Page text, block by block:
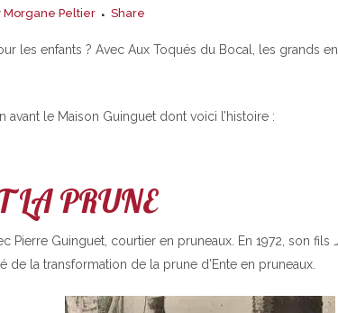
Morgane Peltier Share
les enfants ? Avec Aux Toqués du Bocal, les grands
avant le Maison Guinguet dont voici l’histoire :
LA PRUNE
Pierre Guinguet, courtier en pruneaux. En 1972, son
de la transformation de la prune d’Ente en pruneaux.